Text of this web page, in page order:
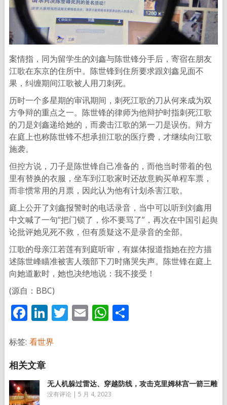
案情指，同为留学生的刘鑫与陈世锋分手后，寄宿在朋友
江歌在东京的住所中。陈世锋到住所要求跟刘鑫见面不
果，纠缠期间江歌被人用刀刺死。
历时一个多星期的审讯期间，刺死江歌的刀从何来成为双
方争辩的重点之一。陈世锋的律师为他辩护时指刺死江歌
的刀是刘鑫递给她的，而袭击江歌的第一刀是误伤。辩方
在庭上也称陈世锋不想承担江歌的医疗费，才继续向江歌
施袭。
但控方说，刀子是陈世锋自己准备的，而他当时带着的包
里有替换的衣服，坐车到江歌家时还故意购买单程车票，
而非惯常用的月票，因此认为他有计划杀害江歌。
庭上公开了刘鑫报警时的电话录音，当中可以听到刘鑫用
中文喊了一句“把门锁了，你不要骂了”，再次在中国引起舆
论批评她见死不救，但有质疑这不是录音的全部。
江歌的母亲江若莲有到庭听审，有媒体报道指她在控方描
述陈世峰瞄准被害人颈部下刀时痛哭失声。陈世锋在庭上
向她道歉时，她也决绝地说：我不接受！
(源自：BBC)
Facebook
LinkedIn
Twitter
EmailWhatsApp
分
标签: 看世界
无人机躲过雷达、穿越防线，攻击克里姆林宫一箭三雕
没有评论 | 5 月 4, 2023